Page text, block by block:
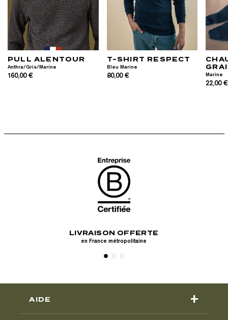
PULL ALENTOUR
Anthra/Gris/Marine
160,00 €
T-SHIRT RESPECT
Bleu Marine
80,00 € Marine
22,00 €
LIVRAISON OFFERTE
en France métropolitaine
AIDE +